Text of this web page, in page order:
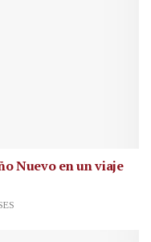
Nuevo en un viaje